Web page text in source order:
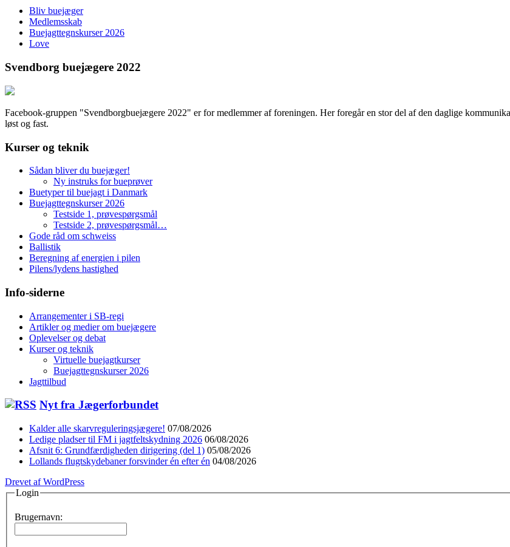
Bliv buejæger
Medlemsskab
Buejagttegnskurser 2026
Love
Svendborg buejægere 2022
Facebook-gruppen "Svendborgbuejægere 2022" er for medlemmer af foreningen. Her foregår en stor del af den daglige
løst og fast.
Kurser og teknik
Sådan bliver du buejæger!
Ny instruks for bueprøver
Buetyper til buejagt i Danmark
Buejagttegnskurser 2026
Testside 1, prøvespørgsmål
Testside 2, prøvespørgsmål…
Gode råd om schweiss
Ballistik
Beregning af energien i pilen
Pilens/lydens hastighed
Info-siderne
Arrangementer i SB-regi
Artikler og medier om buejægere
Oplevelser og debat
Kurser og teknik
Virtuelle buejagtkurser
Buejagttegnskurser 2026
Jagttilbud
Nyt fra Jægerforbundet
Kalder alle skarvreguleringsjægere! 07/08/2026
Ledige pladser til FM i jagtfeltskydning 2026 06/08/2026
Afsnit 6: Grundfærdigheden dirigering (del 1) 05/08/2026
Lollands flugtskydebaner forsvinder én efter én 04/08/2026
Drevet af WordPress
Login
Brugernavn: